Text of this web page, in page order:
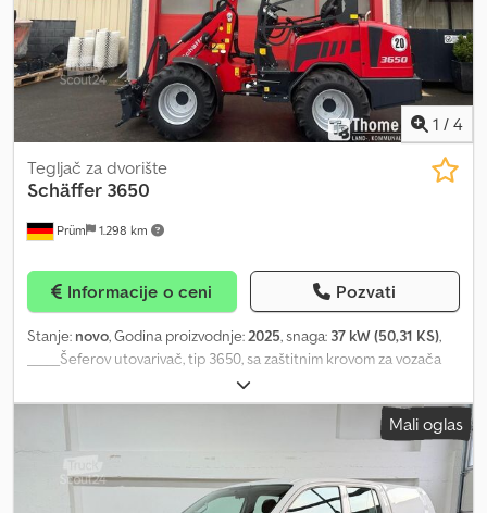
1 / 4
Prüm 1.298 km
Tegljač za dvorište
Schäffer 3650
Informacije o ceni Pozvati
Stanje: novo, Godina proizvodnje:2025, snaga: 37 kW (50,31 KS),
_____Šeferov utovarivač, tip 3650, sa zaštitnim krovom za vozača
(ROPS). Kubota dizel motor D1803-CR-T3, snage 37 kW = 50 KS.
Zadnja ploča za utege, brza brzina 20 km/h, hidraulična bravica za
priključke, sistem za zadržavanje, uz uputstvo za upotrebu.
Dodatna oprema: utezi 100 kg, hidraulični priključci, utični
priključci, svetlosna instalacija, TÜV atest za radnu mašinu,
samohodna mašina < 25 km/h (svetlosna instalacija je obavezna
Mali oglas